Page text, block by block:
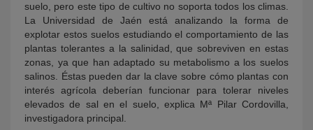
suelo, pero este tipo de cultivo no soporta todos los climas.
La Universidad de Jaén está analizando la forma de
explotar estos suelos estudiando el comportamiento de las
plantas tolerantes a la salinidad, que sobreviven en estas
zonas, ya que han adaptado su metabolismo a los suelos
salinos. Éstas pueden dar la clave sobre cómo plantas con
interés agrícola deberían funcionar para tolerar niveles
elevados de sal en el suelo, explica Mª Pilar Cordovilla,
investigadora principal.